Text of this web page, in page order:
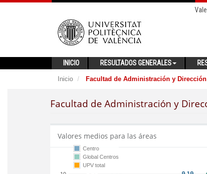
INICIO RESULTADOS GENERALES
Inicio Facultad de Administración y
Facultad de Administración y
Valores medios para las áreas
Centro
Global Centros
UPV total